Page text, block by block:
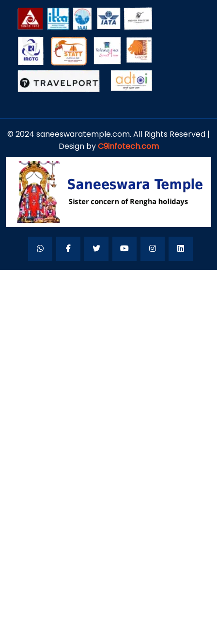
© 2024 saneeswaratemple.com. All Rights Reserved |
Design byC9infotech.com